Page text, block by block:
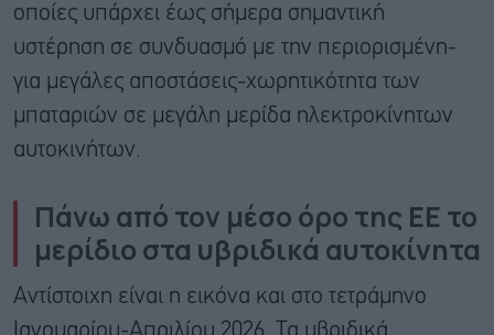
οποίες υπάρχει έως σήμερα σημαντική
υστέρηση σε συνδυασμό με την περιορισμένη-
για μεγάλες αποστάσεις-χωρητικότητα των
μπαταριών σε μεγάλη μερίδα ηλεκτροκίνητων
αυτοκινήτων.
Πάνω από τον μέσο όρο της ΕΕ το
μερίδιο στα υβριδικά αυτοκίνητα
Αντίστοιχη είναι η εικόνα και στο τετράμηνο
Ιανουαρίου-Απριλίου 2026. Τα υβριδικά